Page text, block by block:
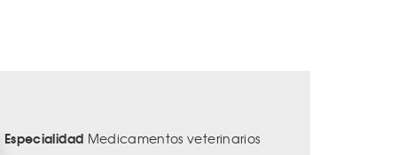
Especialidad Medicamentos veterinarios